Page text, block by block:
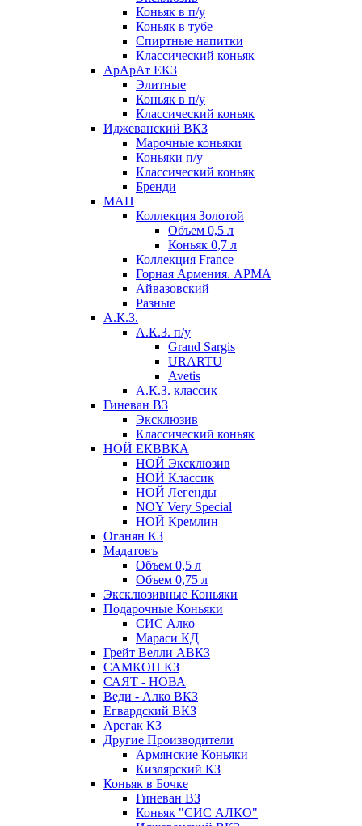
Коньяк в п/у
Коньяк в тубе
Спиртные напитки
Классический коньяк
АрАрАт ЕКЗ
Элитные
Коньяк в п/у
Классический коньяк
Иджеванский ВКЗ
Марочные коньяки
Коньяки п/у
Классический коньяк
Бренди
МАП
Коллекция Золотой
Объем 0,5 л
Коньяк 0,7 л
Коллекция France
Горная Армения. АРМА
Айвазовский
Разные
А.К.З.
А.К.З. п/у
Grand Sargis
URARTU
Avetis
А.К.З. классик
Гиневан ВЗ
Эксклюзив
Классический коньяк
НОЙ ЕКВВКА
НОЙ Эксклюзив
НОЙ Классик
НОЙ Легенды
NOY Very Speсial
НОЙ Кремлин
Оганян КЗ
Мадатовъ
Объем 0,5 л
Объем 0,75 л
Эксклюзивные Коньяки
Подарочные Коньяки
СИС Алко
Мараси КД
Грейт Велли АВКЗ
САМКОН КЗ
САЯТ - НОВА
Веди - Алко ВКЗ
Егвардский ВКЗ
Арегак КЗ
Другие Производители
Армянские Коньяки
Кизлярский КЗ
Коньяк в Бочке
Гиневан ВЗ
Коньяк "СИС АЛКО"